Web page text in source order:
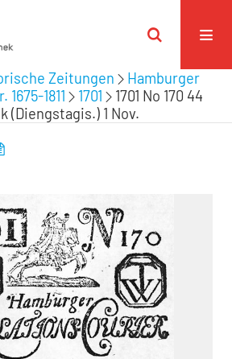
Zeitungen
Hamburger
1811
1701
1701 No 170 44
(Diengstagis.) 1 Nov.